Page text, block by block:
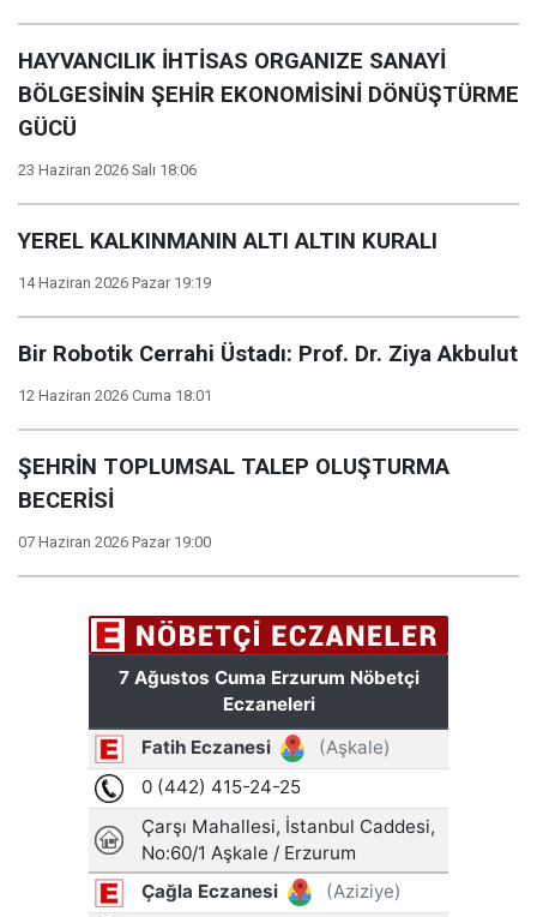
HAYVANCILIK İHTİSAS ORGANIZE SANAYİ
BÖLGESİNİN ŞEHİR EKONOMİSİNİ DÖNÜŞTÜRME
GÜCÜ
23 Haziran 2026 Salı 18:06
YEREL KALKINMANIN ALTI ALTIN KURALI
14 Haziran 2026 Pazar 19:19
Bir Robotik Cerrahi Üstadı: Prof. Dr. Ziya Akbulut
12 Haziran 2026 Cuma 18:01
ŞEHRİN TOPLUMSAL TALEP OLUŞTURMA
BECERİSİ
07 Haziran 2026 Pazar 19:00